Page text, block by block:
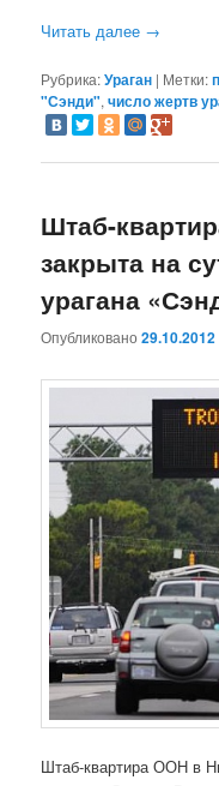
Читать далее →
Рубрика:Ураган | Метки:
"Сэнди",число жертв
Штаб-
закрыта на
урагана
Опубликовано29.10.2012
Штаб-квартира ООН в